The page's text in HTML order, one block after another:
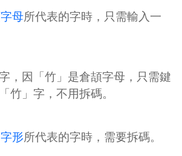
母所代表的字時，只需輸入一
，因「竹」是倉頡字母，只需鍵
竹」字，不用拆碼。
形所代表的字時，需要拆碼。